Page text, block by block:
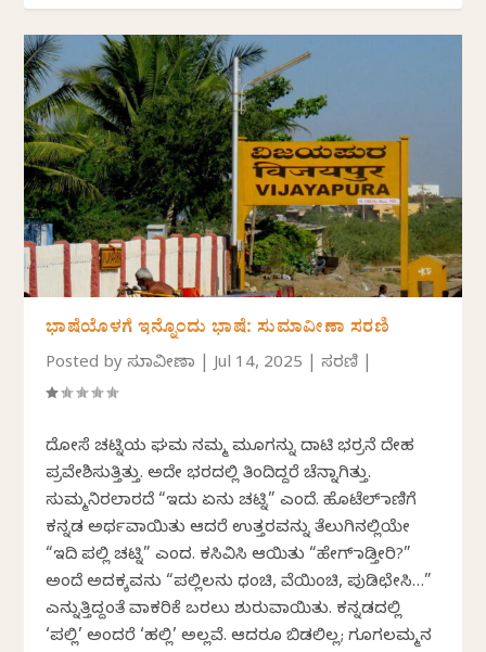
ಭಾಷೆಯೊಳಗೆ ಇನ್ನೊಂದು ಭಾಷೆ: ಸುಮಾವೀಣಾ ಸರಣಿ
Posted byಸುಮಾವೀಣಾ |Jul 14, 2025 |ಸರಣಿ
ದೋಸೆ ಚಟ್ನಿಯ ಘಮ ನಮ್ಮ ಮೂಗನ್ನು ದಾಟಿ ಭರ್ರನೆ ದೇಹ
ಪ್ರವೇಶಿಸುತ್ತಿತ್ತು. ಅದೇ ಭರದಲ್ಲಿ ತಿಂದಿದ್ದರೆ ಚೆನ್ನಾಗಿತ್ತು.
ಸುಮ್ಮನಿರಲಾರದೆ “ಇದು ಏನು ಚಟ್ನಿ” ಎಂದೆ. ಹೊಟೆಲ್ ಮಾಣಿಗೆ
ಕನ್ನಡ ಅರ್ಥವಾಯಿತು ಆದರೆ ಉತ್ತರವನ್ನು ತೆಲುಗಿನಲ್ಲಿಯೇ
“ಇದಿ ಪಲ್ಲಿ ಚಟ್ನಿ” ಎಂದ. ಕಸಿವಿಸಿ ಆಯಿತು “ಹೇಗ್ ಮಾಡ್ತೀರಿ?”
ಅಂದೆ ಅದಕ್ಕವನು “ಪಲ್ಲಿಲನು ಧಂಚಿ, ವೆಯಿಂಚಿ, ಪುಡಿಛೇಸಿ…”
ಎನ್ನುತ್ತಿದ್ದಂತೆ ವಾಕರಿಕೆ ಬರಲು ಶುರುವಾಯಿತು. ಕನ್ನಡದಲ್ಲಿ
‘ಪಲ್ಲಿ’ ಅಂದರೆ ‘ಹಲ್ಲಿ’ ಅಲ್ಲವೆ. ಆದರೂ ಬಿಡಲಿಲ್ಲ; ಗೂಗಲಮ್ಮನ